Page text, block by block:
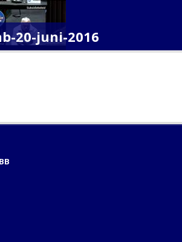
20-juni-2016